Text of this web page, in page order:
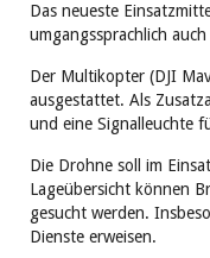
Das neueste
umgangssprachlich
Der Multikopter (DJI
ausgestattet. Als
und eine Signalleuchte
Die Drohne soll im
Lageübersicht können
gesucht werden.
Dienste erweisen.